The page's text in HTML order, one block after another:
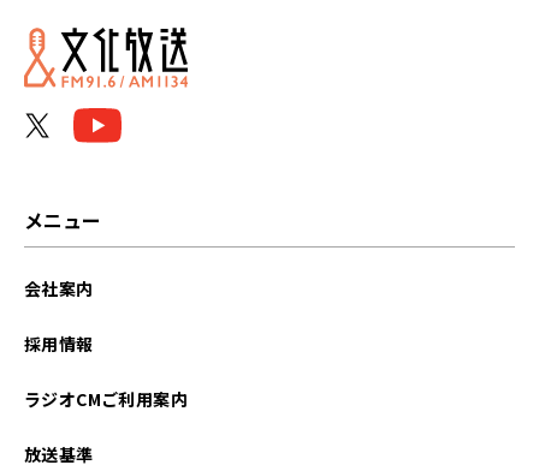
2026年02月
メニュー
会社案内
採用情報
ラジオCMご利用案内
放送基準